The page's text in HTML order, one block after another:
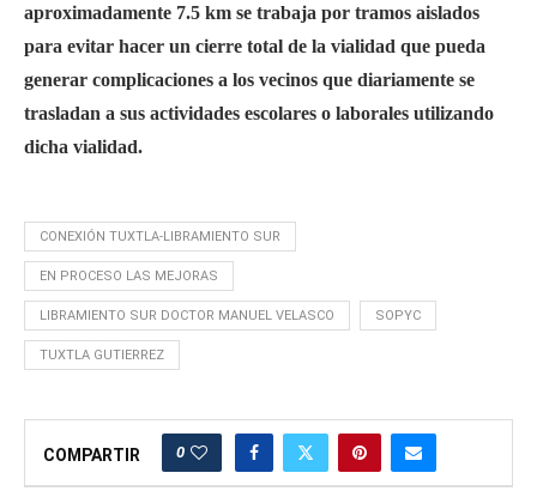
aproximadamente 7.5 km se trabaja por tramos aislados
para evitar hacer un cierre total de la vialidad que pueda
generar complicaciones a los vecinos que diariamente se
trasladan a sus actividades escolares o laborales utilizando
dicha vialidad.
CONEXIÓN TUXTLA-LIBRAMIENTO SUR
EN PROCESO LAS MEJORAS
LIBRAMIENTO SUR DOCTOR MANUEL VELASCO SOPYC
TUXTLA GUTIERREZ
COMPARTIR 0